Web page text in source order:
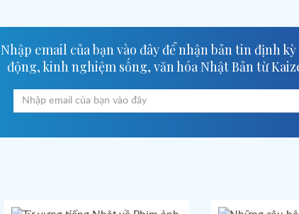
Nhập email của bạn vào đây để nhận bản tin định
động, kinh nghiệm sống, văn hóa Nhật Bản từ